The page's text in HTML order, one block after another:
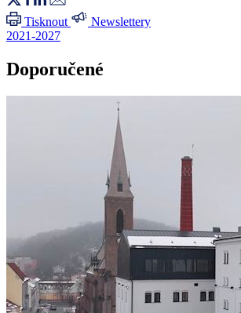
Tisknout
Newslettery
2021-2027
Doporučené